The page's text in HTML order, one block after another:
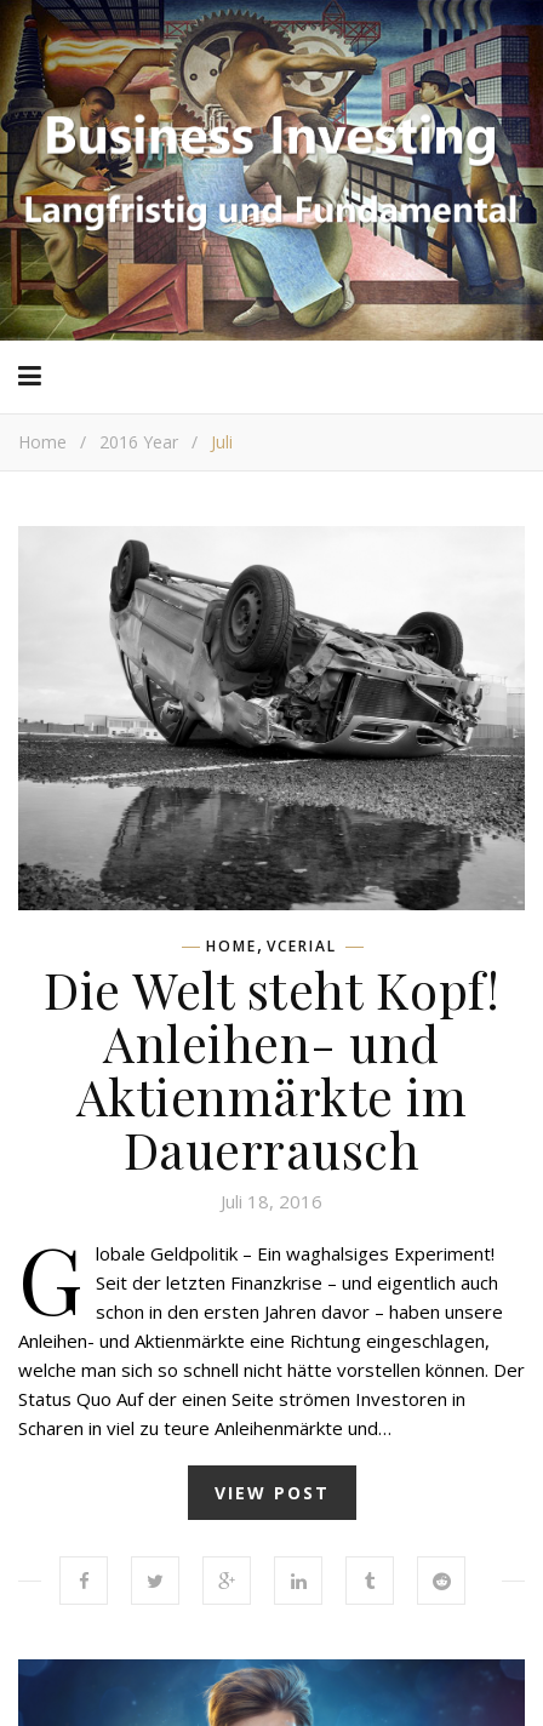
Home / 2016 Year / Juli
HOME, VCERIAL
Die Welt steht Kopf!
Anleihen- und
Aktienmärkte im
Dauerrausch
Juli 18, 2016
G
lobale Geldpolitik – Ein waghalsiges Experiment!
Seit der letzten Finanzkrise – und eigentlich auch
schon in den ersten Jahren davor – haben unsere
Anleihen- und Aktienmärkte eine Richtung eingeschlagen,
welche man sich so schnell nicht hätte vorstellen können. Der
Status Quo Auf der einen Seite strömen Investoren in
Scharen in viel zu teure Anleihenmärkte und…
VIEW POST